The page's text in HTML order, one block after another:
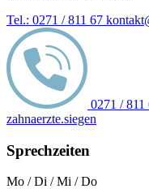
Tel.: 0271 / 811 67
0271 / 811
zahnaerzte.siegen
Sprechzeiten
Mo / Di / Mi / Do